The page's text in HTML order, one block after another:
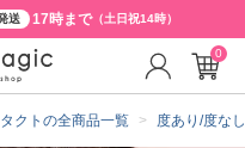
送 17時まで（土日祝14時）
クトの全商品一覧 度あり/度な
0
細